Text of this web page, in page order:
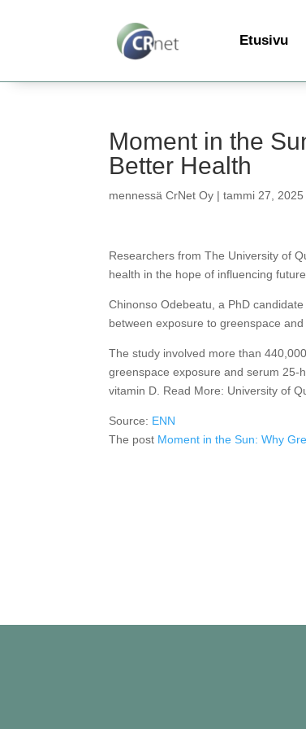
Etusivu
Moment in the
Better Health
mennessäCrNet Oy |tammi 27, 2025
Researchers from The University of
health in the hope of influencing
Chinonso Odebeatu, a PhD
between exposure to greenspace
The study involved more than
greenspace exposure and serum 25-
vitamin D. Read More: University of
Source: ENN
The post Moment in the Sun: Why